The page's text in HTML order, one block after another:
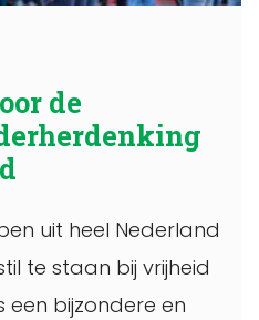
de
uit heel Nederland
te staan bij vrijheid
een bijzondere en